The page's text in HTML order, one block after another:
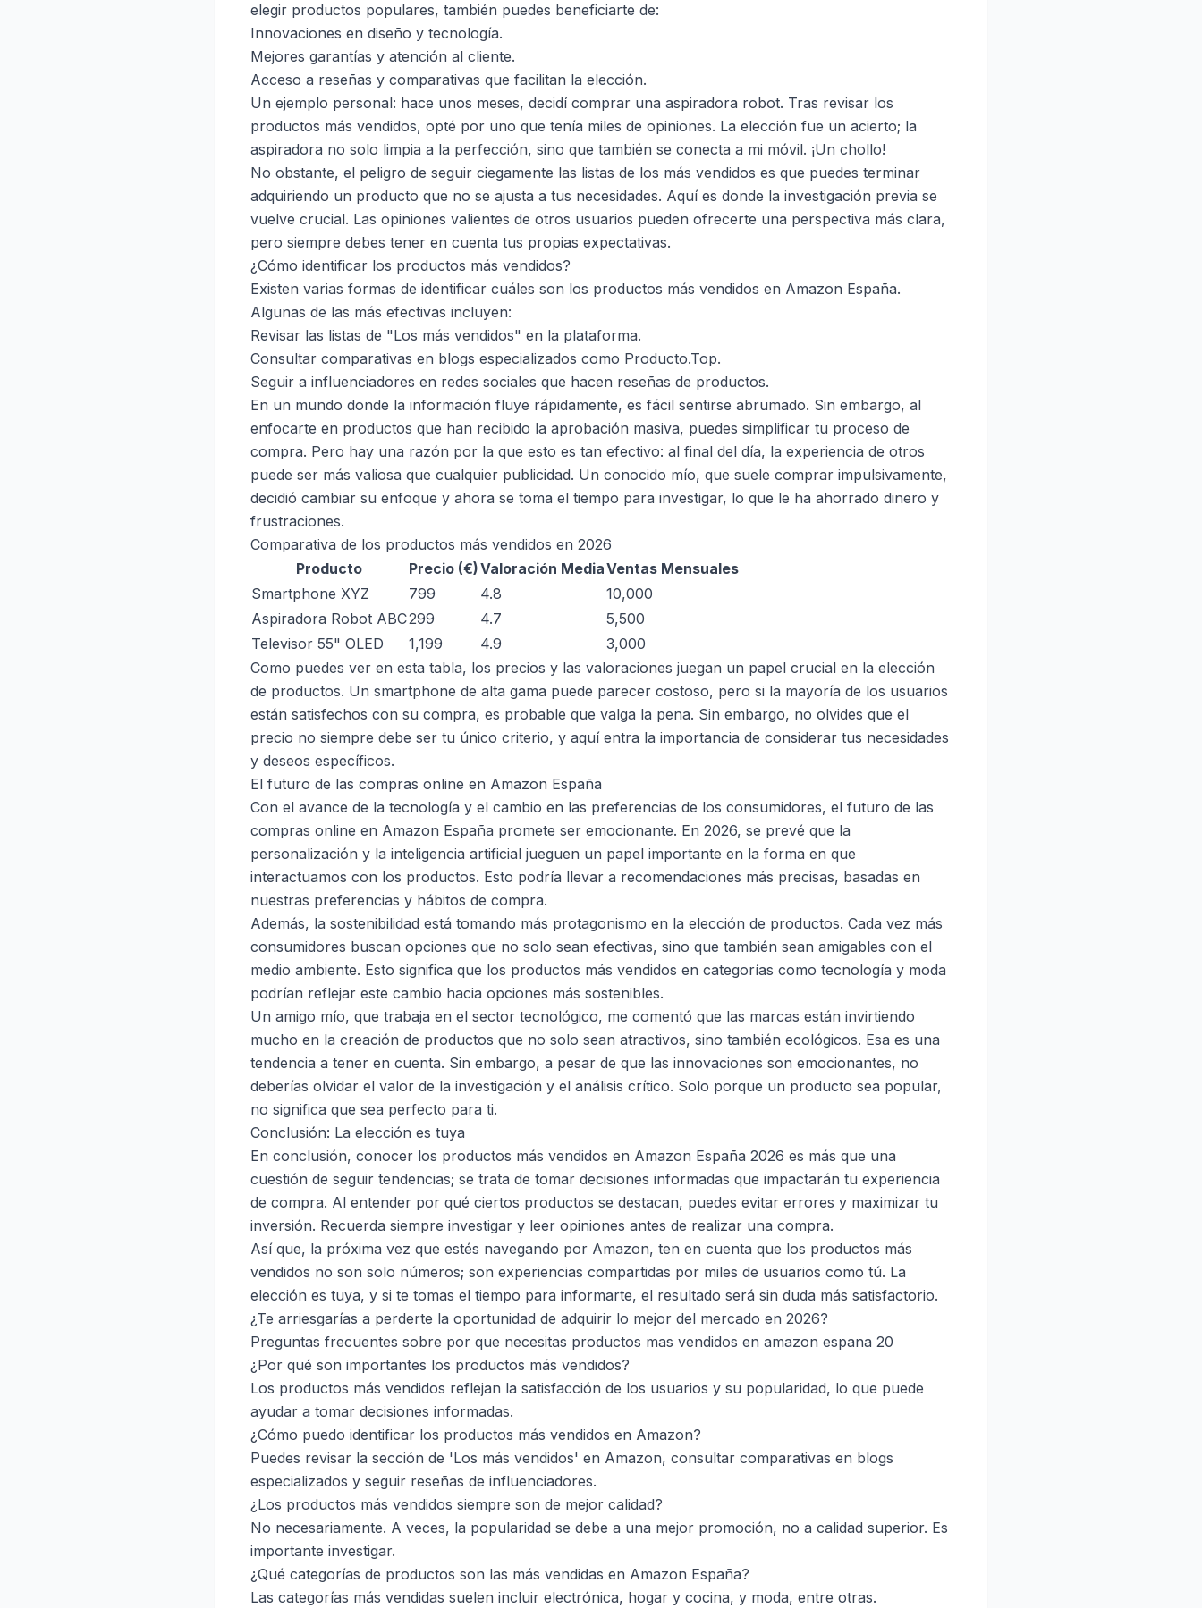
elegir productos populares, también puedes beneficiarte de:
Innovaciones en diseño y tecnología.
Mejores garantías y atención al cliente.
Acceso a reseñas y comparativas que facilitan la elección.
Un ejemplo personal: hace unos meses, decidí comprar una aspiradora robot. Tras revisar los
productos más vendidos, opté por uno que tenía miles de opiniones. La elección fue un acierto; la
aspiradora no solo limpia a la perfección, sino que también se conecta a mi móvil. ¡Un chollo!
No obstante, el peligro de seguir ciegamente las listas de los más vendidos es que puedes terminar
adquiriendo un producto que no se ajusta a tus necesidades. Aquí es donde la investigación previa se
vuelve crucial. Las opiniones valientes de otros usuarios pueden ofrecerte una perspectiva más clara,
pero siempre debes tener en cuenta tus propias expectativas.
¿Cómo identificar los productos más vendidos?
Existen varias formas de identificar cuáles son los productos más vendidos en Amazon España.
Algunas de las más efectivas incluyen:
Revisar las listas de "Los más vendidos" en la plataforma.
Consultar comparativas en blogs especializados como Producto.Top.
Seguir a influenciadores en redes sociales que hacen reseñas de productos.
En un mundo donde la información fluye rápidamente, es fácil sentirse abrumado. Sin embargo, al
enfocarte en productos que han recibido la aprobación masiva, puedes simplificar tu proceso de
compra. Pero hay una razón por la que esto es tan efectivo: al final del día, la experiencia de otros
puede ser más valiosa que cualquier publicidad. Un conocido mío, que suele comprar impulsivamente,
decidió cambiar su enfoque y ahora se toma el tiempo para investigar, lo que le ha ahorrado dinero y
frustraciones.
Comparativa de los productos más vendidos en 2026
Producto
Precio (€)Valoración MediaVentas Mensuales
Smartphone XYZ
799 4.8
10,000
Aspiradora Robot ABC299 4.7
5,500
Televisor 55" OLED
1,199 4.9
3,000
Como puedes ver en esta tabla, los precios y las valoraciones juegan un papel crucial en la elección
de productos. Un smartphone de alta gama puede parecer costoso, pero si la mayoría de los usuarios
están satisfechos con su compra, es probable que valga la pena. Sin embargo, no olvides que el
precio no siempre debe ser tu único criterio, y aquí entra la importancia de considerar tus necesidades
y deseos específicos.
El futuro de las compras online en Amazon España
Con el avance de la tecnología y el cambio en las preferencias de los consumidores, el futuro de las
compras online en Amazon España promete ser emocionante. En 2026, se prevé que la
personalización y la inteligencia artificial jueguen un papel importante en la forma en que
interactuamos con los productos. Esto podría llevar a recomendaciones más precisas, basadas en
nuestras preferencias y hábitos de compra.
Además, la sostenibilidad está tomando más protagonismo en la elección de productos. Cada vez más
consumidores buscan opciones que no solo sean efectivas, sino que también sean amigables con el
medio ambiente. Esto significa que los productos más vendidos en categorías como tecnología y moda
podrían reflejar este cambio hacia opciones más sostenibles.
Un amigo mío, que trabaja en el sector tecnológico, me comentó que las marcas están invirtiendo
mucho en la creación de productos que no solo sean atractivos, sino también ecológicos. Esa es una
tendencia a tener en cuenta. Sin embargo, a pesar de que las innovaciones son emocionantes, no
deberías olvidar el valor de la investigación y el análisis crítico. Solo porque un producto sea popular,
no significa que sea perfecto para ti.
Conclusión: La elección es tuya
En conclusión, conocer los productos más vendidos en Amazon España 2026 es más que una
cuestión de seguir tendencias; se trata de tomar decisiones informadas que impactarán tu experiencia
de compra. Al entender por qué ciertos productos se destacan, puedes evitar errores y maximizar tu
inversión. Recuerda siempre investigar y leer opiniones antes de realizar una compra.
Así que, la próxima vez que estés navegando por Amazon, ten en cuenta que los productos más
vendidos no son solo números; son experiencias compartidas por miles de usuarios como tú. La
elección es tuya, y si te tomas el tiempo para informarte, el resultado será sin duda más satisfactorio.
¿Te arriesgarías a perderte la oportunidad de adquirir lo mejor del mercado en 2026?
Preguntas frecuentes sobre por que necesitas productos mas vendidos en amazon espana 20
¿Por qué son importantes los productos más vendidos?
Los productos más vendidos reflejan la satisfacción de los usuarios y su popularidad, lo que puede
ayudar a tomar decisiones informadas.
¿Cómo puedo identificar los productos más vendidos en Amazon?
Puedes revisar la sección de 'Los más vendidos' en Amazon, consultar comparativas en blogs
especializados y seguir reseñas de influenciadores.
¿Los productos más vendidos siempre son de mejor calidad?
No necesariamente. A veces, la popularidad se debe a una mejor promoción, no a calidad superior. Es
importante investigar.
¿Qué categorías de productos son las más vendidas en Amazon España?
Las categorías más vendidas suelen incluir electrónica, hogar y cocina, y moda, entre otras.